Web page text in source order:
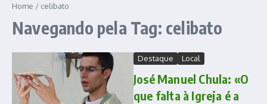
Home / celibato
Navegando pela Tag: celibato
Destaque Local
José Manuel Chula: «O
que falta à Igreja é a